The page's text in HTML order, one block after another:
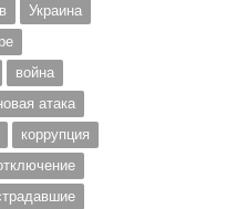
Украина
война
атака
коррупция